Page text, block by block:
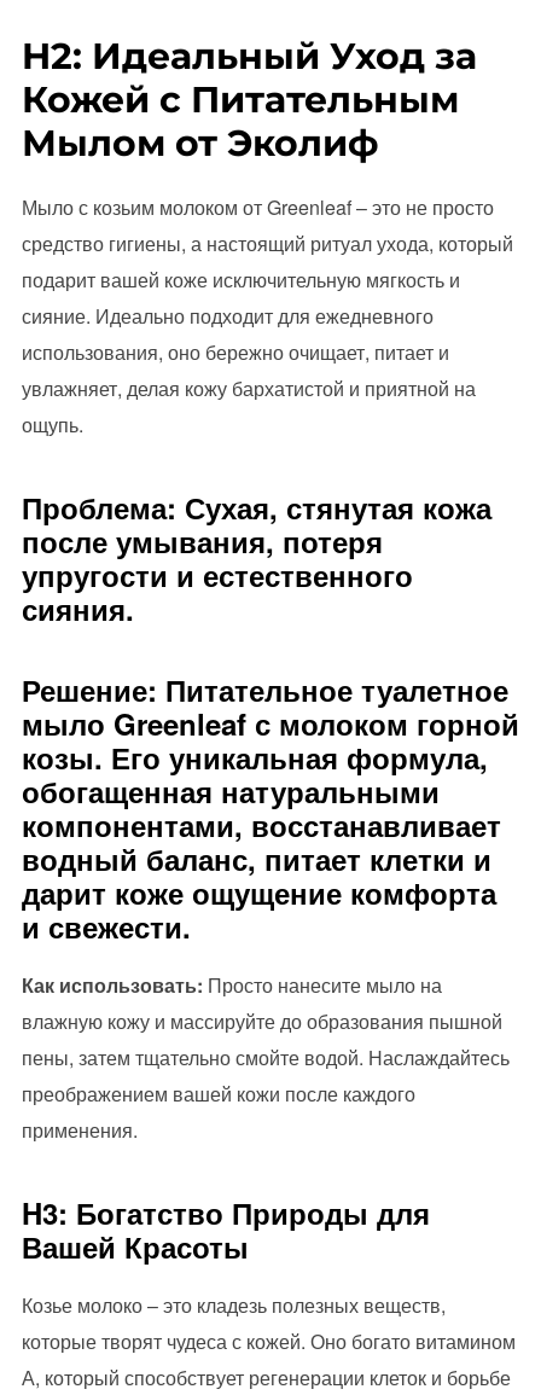
H2: Идеальный Уход за
Кожей с Питательным
Мылом от Эколиф
Мыло с козьим молоком от Greenleaf – это не просто
средство гигиены, а настоящий ритуал ухода, который
подарит вашей коже исключительную мягкость и
сияние. Идеально подходит для ежедневного
использования, оно бережно очищает, питает и
увлажняет, делая кожу бархатистой и приятной на
ощупь.
Проблема: Сухая, стянутая кожа
после умывания, потеря
упругости и естественного
сияния.
Решение: Питательное туалетное
мыло Greenleaf с молоком горной
козы. Его уникальная формула,
обогащенная натуральными
компонентами, восстанавливает
водный баланс, питает клетки и
дарит коже ощущение комфорта
и свежести.
Как использовать: Просто нанесите мыло на
влажную кожу и массируйте до образования пышной
пены, затем тщательно смойте водой. Наслаждайтесь
преображением вашей кожи после каждого
применения.
H3: Богатство Природы для
Вашей Красоты
Козье молоко – это кладезь полезных веществ,
которые творят чудеса с кожей. Оно богато витамином
А, который способствует регенерации клеток и борьбе